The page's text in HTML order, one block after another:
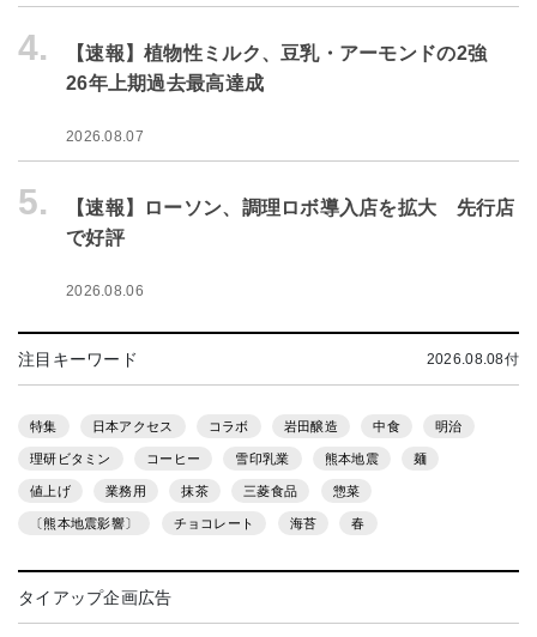
4.
【速報】植物性ミルク、豆乳・アーモンドの2強
26年上期過去最高達成
2026.08.07
5.
【速報】ローソン、調理ロボ導入店を拡大 先行店
で好評
2026.08.06
注目キーワード 2026.08.08付
特集 日本アクセス コラボ 岩田醸造 中食 明治
理研ビタミン コーヒー 雪印乳業 熊本地震 麺
値上げ 業務用 抹茶 三菱食品 惣菜
〔熊本地震影響〕 チョコレート 海苔 春
タイアップ企画広告